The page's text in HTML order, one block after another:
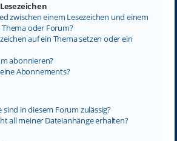
zwischen einem Lesezeichen und einem
oder Forum?
auf ein Thema setzen oder ein
abonnieren?
Abonnements?
sind in diesem Forum zulässig?
all meiner Dateianhänge erhalten?